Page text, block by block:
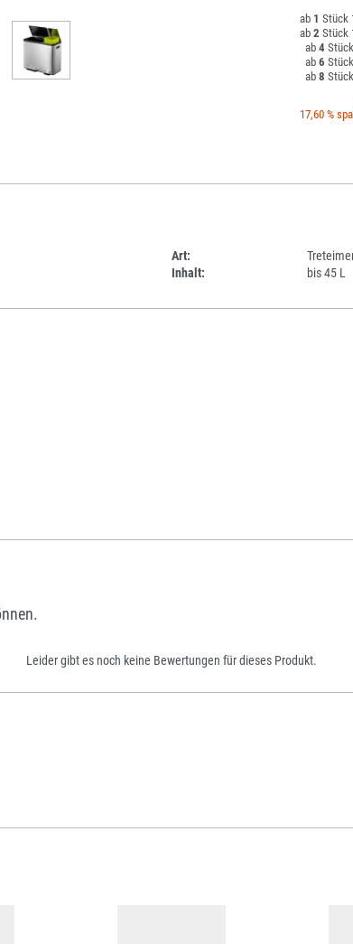
1
2
4
6
8
17,60 %
Art:
Inhalt:
bis 45 L
Leider gibt es noch keine Bewertungen für dieses Produkt.